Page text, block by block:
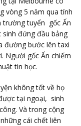
vòng 5 năm qua tính
trường tuyển gốc Ấn
đứng đầu bảng
đường bước lên taxi
Người gốc Ấn chiếm
tin học.
không tốt về họ
tại ngoại, sinh
Và trong cộng
cái chết liên